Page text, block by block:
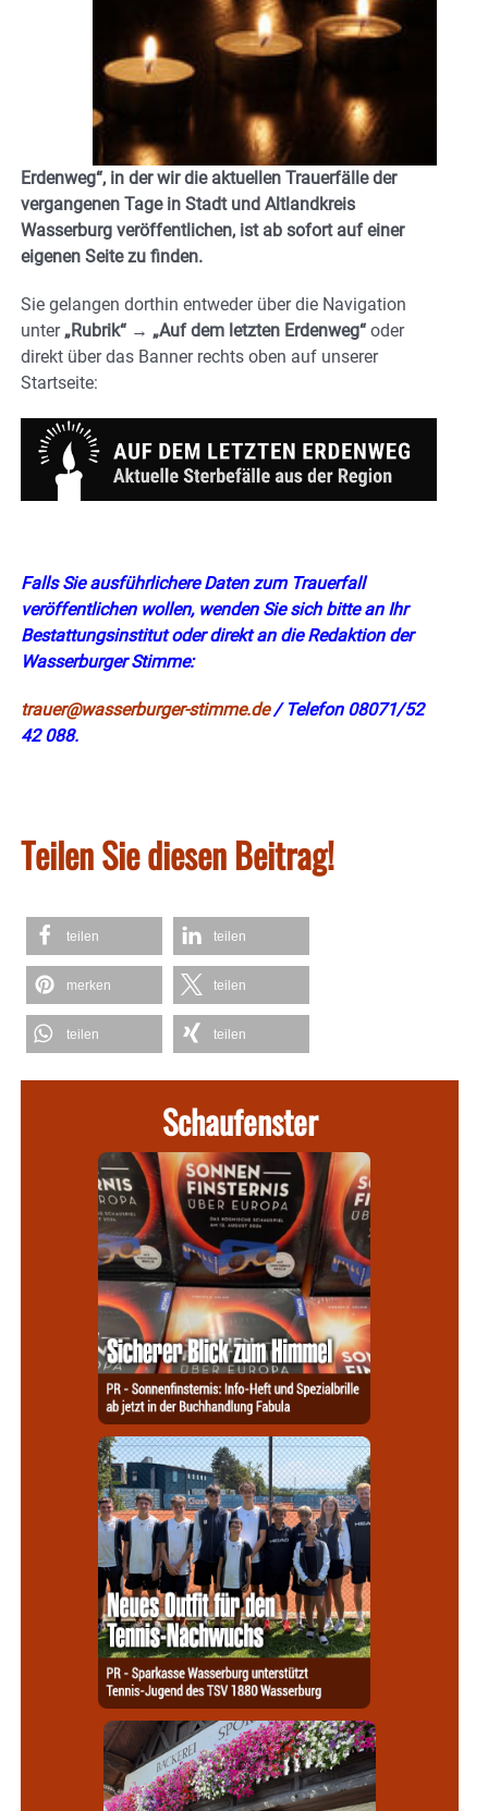
Erdenweg“, in der wir die aktuellen Trauerfälle der
vergangenen Tage in Stadt und Altlandkreis
Wasserburg veröffentlichen, ist ab sofort auf einer
eigenen Seite zu finden.
Sie gelangen dorthin entweder über die Navigation
unter „Rubrik“ → „Auf dem letzten Erdenweg“ oder
direkt über das Banner rechts oben auf unserer
Startseite:
Falls Sie ausführlichere Daten zum Trauerfall
veröffentlichen wollen, wenden Sie sich bitte an Ihr
Bestattungsinstitut oder direkt an die Redaktion der
Wasserburger Stimme:
trauer@wasserburger-stimme.de/ Telefon 08071/52
42 088.
Teilen Sie diesen Beitrag!
teilen teilen
merken teilen
teilen teilen
Schaufenster